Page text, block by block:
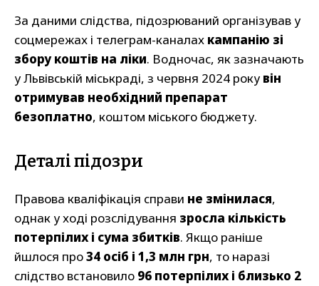
За даними слідства, підозрюваний організував у
соцмережах і телеграм-каналах кампанію зі
збору коштів на ліки. Водночас, як зазначають
у Львівській міськраді, з червня 2024 року він
отримував необхідний препарат
безоплатно, коштом міського бюджету.
Деталі підозри
Правова кваліфікація справи не змінилася,
однак у ході розслідування зросла кількість
потерпілих і сума збитків. Якщо раніше
йшлося про34 осіб і 1,3 млн грн, то наразі
слідство встановило 96 потерпілих і близько 2